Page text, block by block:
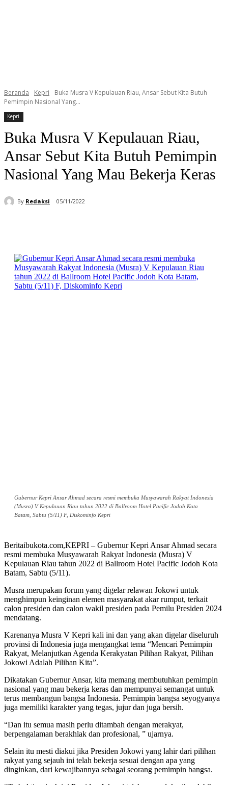
Beranda Kepri
Buka Musra V Kepulauan Riau, Ansar Sebut Kita Butuh
Pemimpin Nasional Yang...
Kepri
Buka Musra V Kepulauan Riau,
Ansar Sebut Kita Butuh Pemimpin
Nasional Yang Mau Bekerja Keras
By Redaksi 05/11/2022
Gubernur Kepri Ansar Ahmad secara resmi membuka Musyawarah Rakyat Indonesia
(Musra) V Kepulauan Riau tahun 2022 di Ballroom Hotel Pacific Jodoh Kota
Batam, Sabtu (5/11) F, Diskominfo Kepri
Beritaibukota.com,KEPRI – Gubernur Kepri Ansar Ahmad secara
resmi membuka Musyawarah Rakyat Indonesia (Musra) V
Kepulauan Riau tahun 2022 di Ballroom Hotel Pacific Jodoh Kota
Batam, Sabtu (5/11).
Musra merupakan forum yang digelar relawan Jokowi untuk
menghimpun keinginan elemen masyarakat akar rumput, terkait
calon presiden dan calon wakil presiden pada Pemilu Presiden 2024
mendatang.
Karenanya Musra V Kepri kali ini dan yang akan digelar diseluruh
provinsi di Indonesia juga mengangkat tema “Mencari Pemimpin
Rakyat, Melanjutkan Agenda Kerakyatan Pilihan Rakyat, Pilihan
Jokowi Adalah Pilihan Kita”.
Dikatakan Gubernur Ansar, kita memang membutuhkan pemimpin
nasional yang mau bekerja keras dan mempunyai semangat untuk
terus membangun bangsa Indonesia. Pemimpin bangsa seyogyanya
juga memiliki karakter yang tegas, jujur dan juga bersih.
“Dan itu semua masih perlu ditambah dengan merakyat,
berpengalaman berakhlak dan profesional, ” ujarnya.
Selain itu mesti diakui jika Presiden Jokowi yang lahir dari pilihan
rakyat yang sejauh ini telah bekerja sesuai dengan apa yang
dinginkan, dari kewajibannya sebagai seorang pemimpin bangsa.